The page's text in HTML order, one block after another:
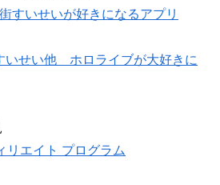
いせいが好きになるアプリ
いせい他 ホロライブが大好きに
エイト プログラム